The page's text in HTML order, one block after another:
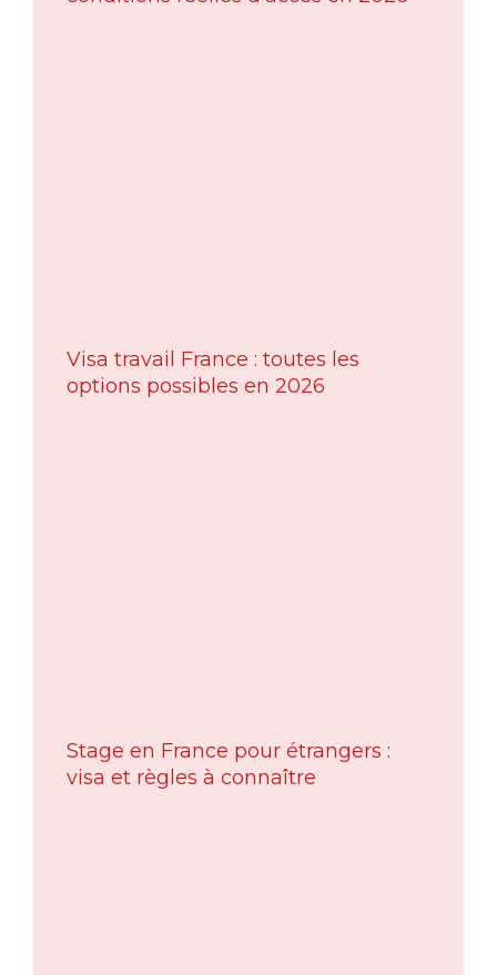
Visa travail France : toutes les
options possibles en 2026
Stage en France pour étrangers :
visa et règles à connaître